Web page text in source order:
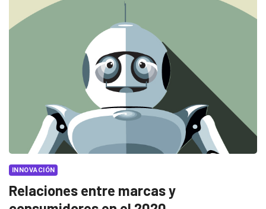
INNOVACIÓN
Relaciones entre marcas y